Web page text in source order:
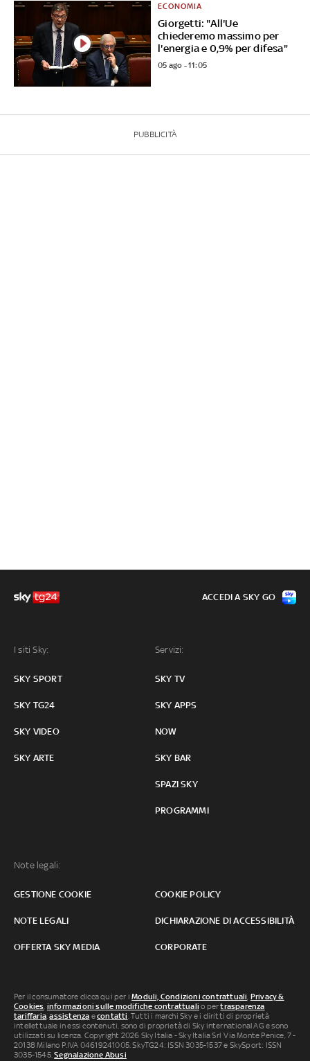
Giorgetti: "All'Ue
chiederemo massimo per
l'energia e 0,9% per difesa"
ECONOMIA
05 ago - 11:05
PUBBLICITÀ
I siti Sky:
SKY SPORT
SKY TG24
SKY VIDEO
SKY ARTE
Servizi:
SKY TV
SKY APPS
NOW
SKY BAR
SPAZI SKY
PROGRAMMI
Note legali:
GESTIONE COOKIE COOKIE POLICY
NOTE LEGALI DICHIARAZIONE DI ACCESSIBILITÀ
OFFERTA SKY MEDIA CORPORATE
ACCEDI A SKY GO
Per il consumatore clicca qui per iModuli, Condizioni contrattuali Privacy &
Cookies informazioni sulle modifiche contrattuali o pertrasparenza
tariffaria ,assistenza econtatti . Tutti i marchi Sky e i diritti di proprietà
intellettuale in essi contenuti, sono di proprietà di Sky international AG e sono
utilizzati su licenza. Copyright 2026 Sky Italia - Sky Italia Srl Via Monte Penice, 7 -
20138 Milano P.IVA 04619241005. SkyTG24: ISSN 3035-1537 e SkySport: ISSN
3035-1545.Segnalazione Abusi